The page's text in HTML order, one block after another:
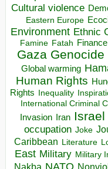
Cultural violence
Eastern Europe
Environment Ethnic
Famine Fatah Finance
Gaza Genocide
Global warming
Human Rights
Rights
Inequality
International Criminal
Invasion Iran Israel
occupation Joke
Caribbean Literature
East Military Military
Nakba NATO